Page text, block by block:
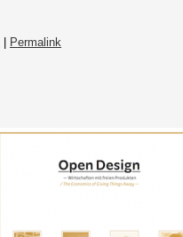
Permalink